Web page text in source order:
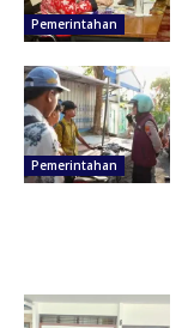
Pemerintahan
Pemerintahan